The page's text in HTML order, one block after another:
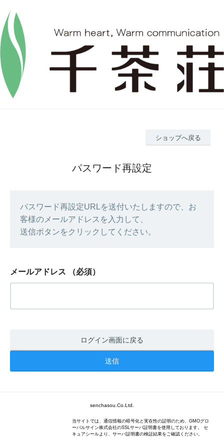
ショップへ戻る
パスワード再設定
パスワード再設定URLを送付いたしますので、お
客様のメールアドレスを入力して、
送信ボタンをクリックしてください。
メールアドレス （必須）
ログイン画面に戻る
senchasou.Co.Ltd.
当サイトでは、通信情報の暗号化と実在性の証明のため、GMOグロ
ーバルサイン株式会社のSSLサーバ証明書を使用しております。 セ
キュアシールより、サーバ証明書の検証結果をご確認ください。